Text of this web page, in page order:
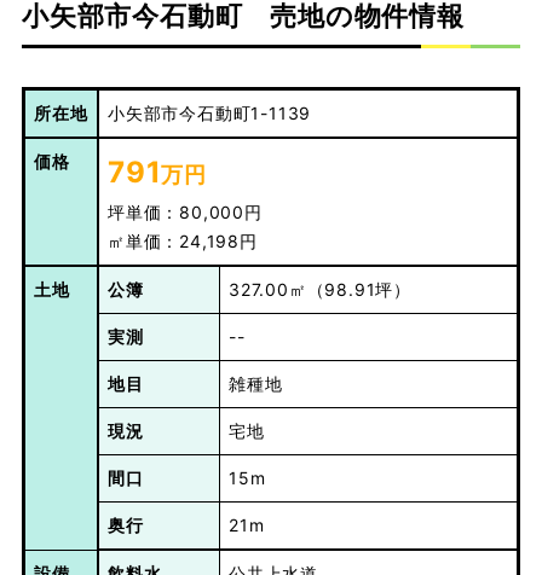
小矢部市今石動町 売地の物件情報
所在地 小矢部市今石動町1-1139
価格 791万円
坪単価：80,000円
㎡単価：24,198円
土地 公簿 327.00㎡（98.91坪）
実測 --
地目 雑種地
現況 宅地
間口 15m
奥行 21m